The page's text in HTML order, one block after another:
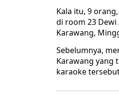
Kala itu, 9
di room 23
Karawang,
Sebelumnya,
Karawang yang
karaoke